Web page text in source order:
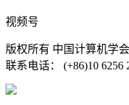
视频号
版权所有 中国计算机学会
联系电话： (+86)10 6256